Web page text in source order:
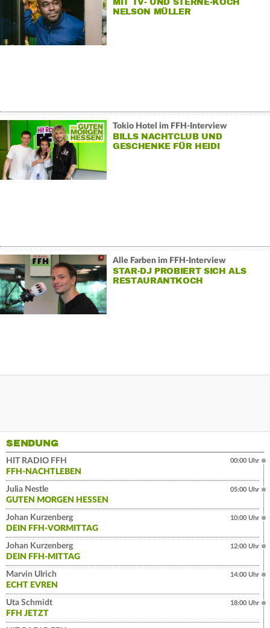
MIT TV- UND STERNE-KOCH
NELSON MÜLLER
Tokio Hotel im FFH-Interview
BILLS NACHTCLUB UND
GESCHENKE FÜR HEIDI
Alle Farben im FFH-Interview
STAR-DJ PROBIERT SICH ALS
RESTAURANTKOCH
SENDUNG
HIT RADIO FFH
FFH-NACHTLEBEN
00:00 Uhr
Julia Nestle
GUTEN MORGEN HESSEN
05:00 Uhr
Johan Kurzenberg
DEIN FFH-VORMITTAG
10:00 Uhr
Johan Kurzenberg
DEIN FFH-MITTAG
12:00 Uhr
Marvin Ulrich
ECHT EVREN
14:00 Uhr
Uta Schmidt
FFH JETZT
18:00 Uhr